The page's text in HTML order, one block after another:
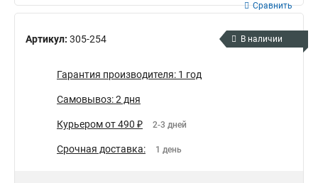
Артикул: 305-254
Сравнить
В наличии
Гарантия производителя: 1 год
Самовывоз: 2 дня
Курьером от 490 ₽ 2-3 дней
Срочная доставка: 1 день